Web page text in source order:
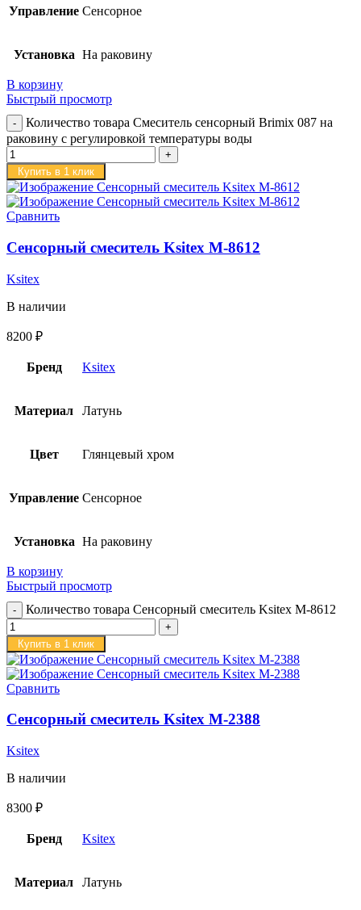
Управление Сенсорное
Установка На раковину
В корзину
Быстрый просмотр
Количество товара Смеситель сенсорный Brimix 087 на
раковину с регулировкой температуры воды
Купить в 1 клик
Сравнить
Сенсорный смеситель Ksitex M-8612
Ksitex
В наличии
8200 ₽
Бренд Ksitex
Материал Латунь
Цвет Глянцевый хром
Управление Сенсорное
Установка На раковину
В корзину
Быстрый просмотр
Количество товара Сенсорный смеситель Ksitex M-8612
Купить в 1 клик
Сравнить
Сенсорный смеситель Ksitex M-2388
Ksitex
В наличии
8300 ₽
Бренд Ksitex
Материал Латунь